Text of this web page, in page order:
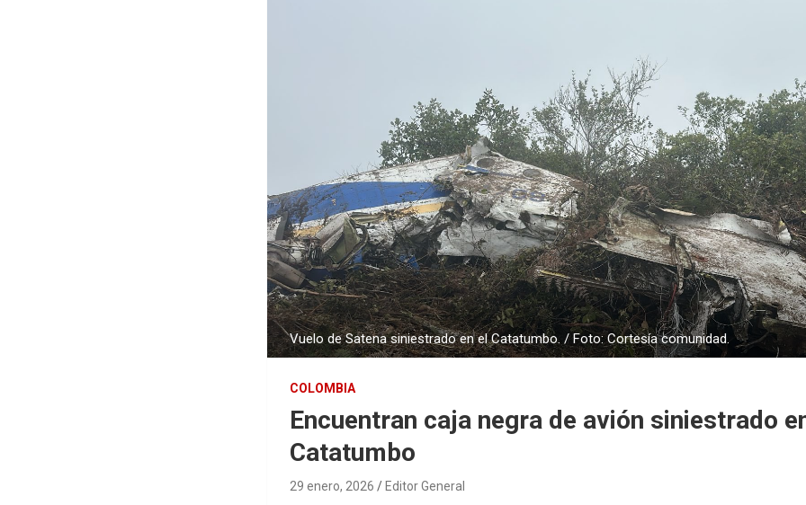
Vuelo de Satena siniestrado en el Catatumbo. / Foto: Cortesía comunidad.
COLOMBIA
Encuentran caja negra de avión siniestrado
Catatumbo
29 enero, 2026 Editor General